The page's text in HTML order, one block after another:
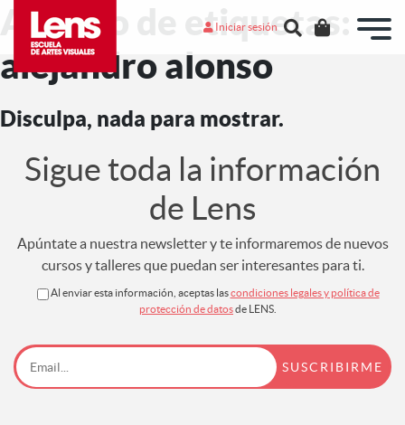
Iniciar sesión
Archivo de etiquetas:
alejandro alonso
Disculpa, nada para mostrar.
Sigue toda la información
de Lens
Apúntate a nuestra newsletter y te informaremos de nuevos
cursos y talleres que puedan ser interesantes para ti.
Al enviar esta información, aceptas lascondiciones legales y política de
protección de datosde LENS.